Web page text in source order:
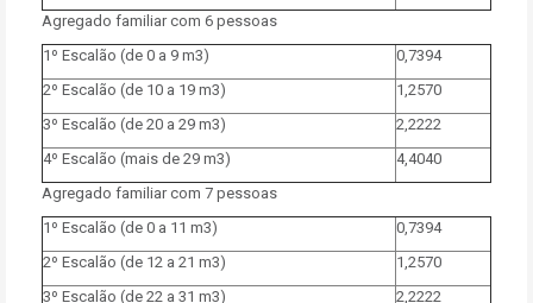
Agregado familiar com 6 pessoas
1º Escalão (de 0 a 9 m3)
0,7394
2º Escalão (de 10 a 19 m3)
1,2570
3º Escalão (de 20 a 29 m3)
2,2222
4º Escalão (mais de 29 m3)
4,4040
Agregado familiar com 7 pessoas
1º Escalão (de 0 a 11 m3)
0,7394
2º Escalão (de 12 a 21 m3)
1,2570
3º Escalão (de 22 a 31 m3)
2,2222